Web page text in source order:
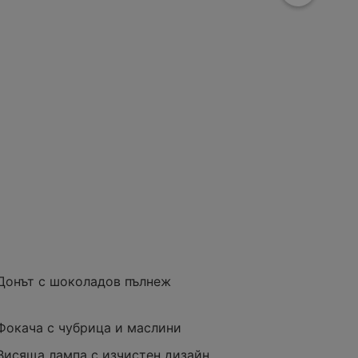
в момента Разстояние: 0,71 km
с шоколадов пълнеж
с чубрица и маслини
лампа с изчистен дизайн